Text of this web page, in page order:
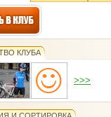
КЛУБА
>>>